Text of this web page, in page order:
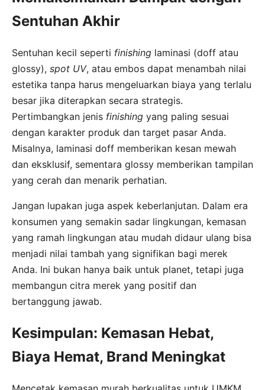
Sentuhan Akhir
Sentuhan kecil seperti finishing laminasi (doff atau
glossy), spot UV, atau embos dapat menambah nilai
estetika tanpa harus mengeluarkan biaya yang terlalu
besar jika diterapkan secara strategis.
Pertimbangkan jenis finishing yang paling sesuai
dengan karakter produk dan target pasar Anda.
Misalnya, laminasi doff memberikan kesan mewah
dan eksklusif, sementara glossy memberikan tampilan
yang cerah dan menarik perhatian.
Jangan lupakan juga aspek keberlanjutan. Dalam era
konsumen yang semakin sadar lingkungan, kemasan
yang ramah lingkungan atau mudah didaur ulang bisa
menjadi nilai tambah yang signifikan bagi merek
Anda. Ini bukan hanya baik untuk planet, tetapi juga
membangun citra merek yang positif dan
bertanggung jawab.
Kesimpulan: Kemasan Hebat,
Biaya Hemat, Brand Meningkat